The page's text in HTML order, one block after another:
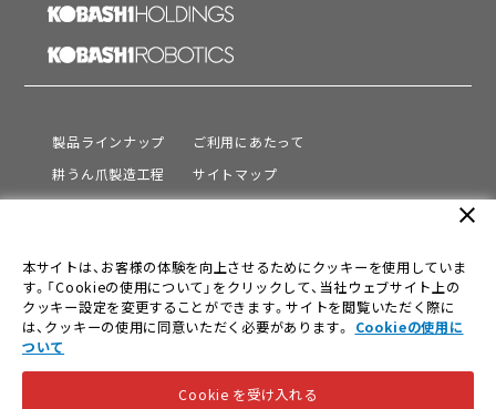
製品ラインナップ
耕うん爪製造工程
サポート
会社情報
採用情報
ニュース
ご利用にあたって
サイトマップ
プライバシーポリシー
© KOBASHI INDUSTRIES CO.,LTD. All Rights Reserved.
本サイトは、お客様の体験を向上させるためにクッキーを使用していま
す。「Cookieの使用について」をクリックして、当社ウェブサイト上の
クッキー設定を変更することができます。サイトを閲覧いただく際に
は、クッキーの使用に同意いただく必要があります。 Cookieの使用に
ついて
Cookie を受け入れる
close